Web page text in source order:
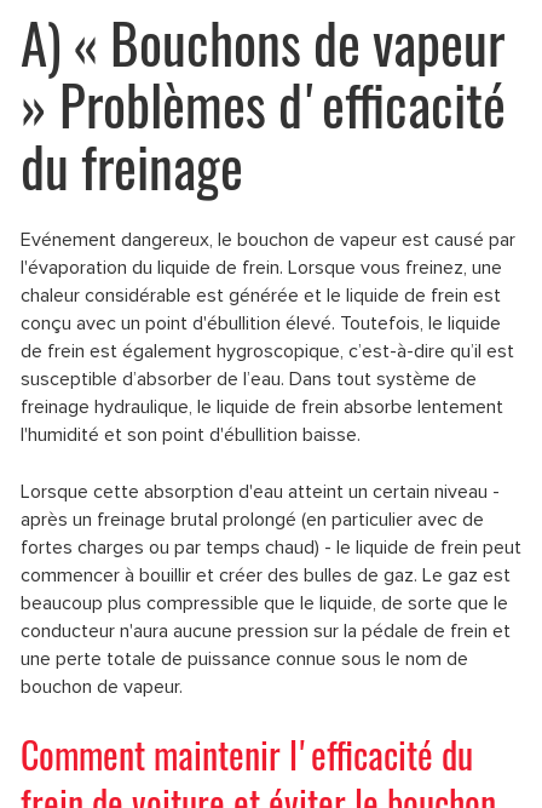
A) « Bouchons de vapeur
» Problèmes d'efficacité
du freinage
Evénement dangereux, le bouchon de vapeur est causé par
l'évaporation du liquide de frein. Lorsque vous freinez, une
chaleur considérable est générée et le liquide de frein est
conçu avec un point d'ébullition élevé. Toutefois, le liquide
de frein est également hygroscopique, c’est-à-dire qu’il est
susceptible d’absorber de l’eau. Dans tout système de
freinage hydraulique, le liquide de frein absorbe lentement
l'humidité et son point d'ébullition baisse.
Lorsque cette absorption d'eau atteint un certain niveau -
après un freinage brutal prolongé (en particulier avec de
fortes charges ou par temps chaud) - le liquide de frein peut
commencer à bouillir et créer des bulles de gaz. Le gaz est
beaucoup plus compressible que le liquide, de sorte que le
conducteur n'aura aucune pression sur la pédale de frein et
une perte totale de puissance connue sous le nom de
bouchon de vapeur.
Comment maintenir l'efficacité du